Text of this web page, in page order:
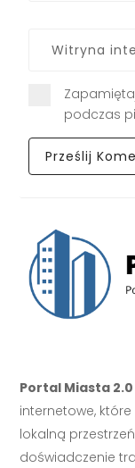
podczas
Portal Miasta
internetowe,
lokalną
doświadczenie